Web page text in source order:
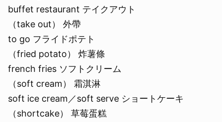
buffet restaurant テイクアウト
（take out） 外帶
to go フライドポテト
（fried potato） 炸薯條
french fries ソフトクリーム
（soft cream） 霜淇淋
soft ice cream／soft serve ショートケーキ
（shortcake） 草莓蛋糕